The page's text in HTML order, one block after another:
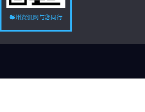
肇州资讯网与您同行